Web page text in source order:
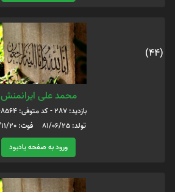
(44)
محمد علی ایرانمنش
بازدید: 287 - کد متوفی: 6068564
تولد: 81/06/25 فوت: 99/11/20
ورود به صفحه یادبود